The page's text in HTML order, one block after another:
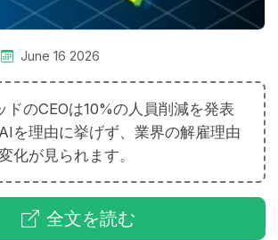
June 16 2026
ドのCEOは10%の人員削減を発表
を理由に挙げず、業界の解雇理由
化が見られます。
全文を読む